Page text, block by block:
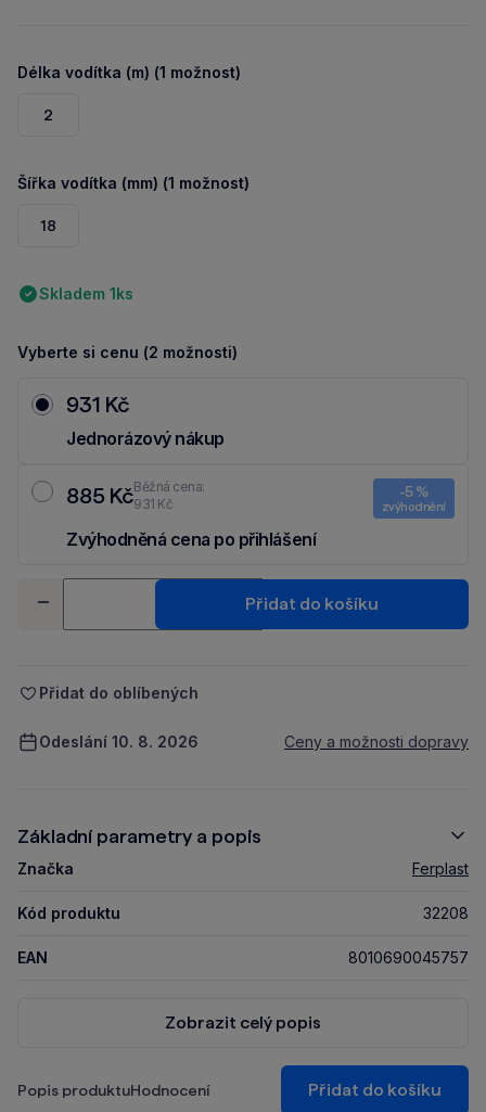
Délka vodítka (m) (1 možnost)
2
Šířka vodítka (mm) (1 možnost)
18
Skladem 1ks
Vyberte si cenu (2 možnosti)
931 Kč
Jednorázový nákup
885 KčBěžná cena:
931 Kč
-5 %
zvýhodnění
Zvýhodněná cena po přihlášení
-
+
Přidat do košíku
Přidat do oblíbených
Odeslání 10. 8. 2026 Ceny a možnosti dopravy
Základní parametry a popis
Značka Ferplast
Kód produktu 32208
EAN 8010690045757
Zobrazit celý popis
Popis produktuHodnocení Přidat do košíku